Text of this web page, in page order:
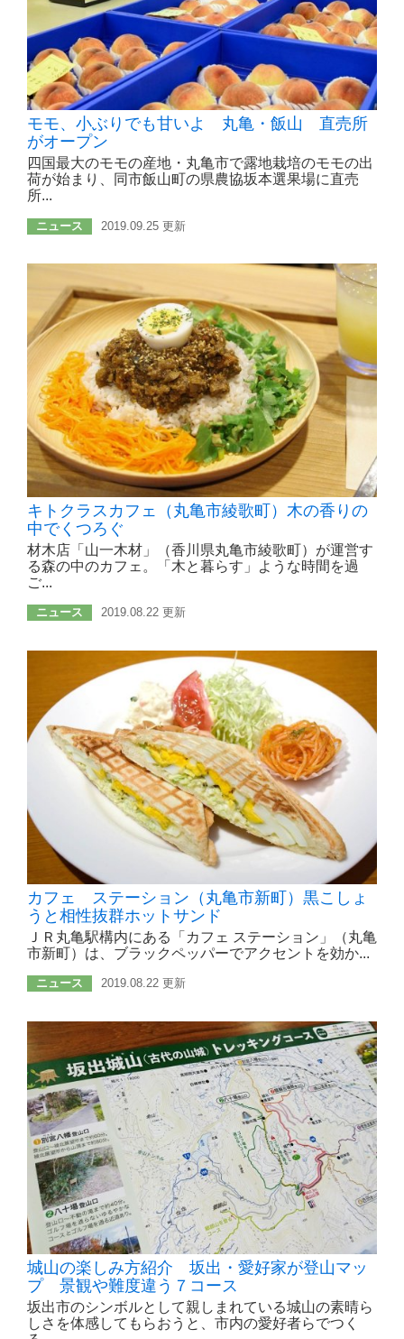
モモ、小ぶりでも甘いよ 丸亀・飯山 直売所
がオープン
四国最大のモモの産地・丸亀市で露地栽培のモモの出
荷が始まり、同市飯山町の県農協坂本選果場に直売
所...
ニュース 2019.09.25 更新
キトクラスカフェ（丸亀市綾歌町）木の香りの
中でくつろぐ
材木店「山一木材」（香川県丸亀市綾歌町）が運営す
る森の中のカフェ。「木と暮らす」ような時間を過
ご...
ニュース 2019.08.22 更新
カフェ ステーション（丸亀市新町）黒こしょ
うと相性抜群ホットサンド
ＪＲ丸亀駅構内にある「カフェ ステーション」（丸亀
市新町）は、ブラックペッパーでアクセントを効か...
ニュース 2019.08.22 更新
城山の楽しみ方紹介 坂出・愛好家が登山マッ
プ 景観や難度違う７コース
坂出市のシンボルとして親しまれている城山の素晴ら
しさを体感してもらおうと、市内の愛好者らでつく